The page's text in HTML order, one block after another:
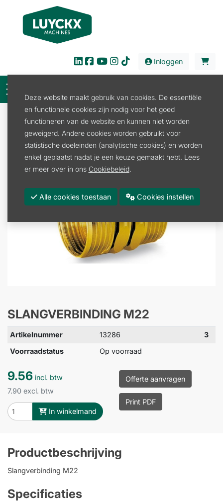
Inloggen
Reiniging
Hogedrukreiniger
SLANGVERBINDING M22
Artikelnummer 13286
3
Voorraadstatus
Op voorraad
9.56 incl. btw
7.90 excl. btw
In winkelmand
Offerte aanvragen
Print PDF
Productbeschrijving
Slangverbinding M22
Specificaties
Deze website maakt gebruik van cookies. De essentiële
en functionele cookies zijn nodig voor het goed
functioneren van de website en kunnen niet worden
geweigerd. Andere cookies worden gebruikt voor
statistische doeleinden (analytische cookies) en worden
enkel geplaatst nadat je een keuze gemaakt hebt. Lees
er meer over in ons Cookiebeleid.
Alle cookies toestaan Cookies instellen